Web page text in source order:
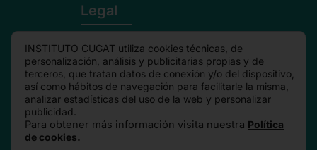
Legal
Politica de privacidad
Aviso Legal
Política de cookies
INSTITUTO CUGAT utiliza cookies técnicas, de
personalización, análisis y publicitarias propias y de
terceros, que tratan datos de conexión y/o del dispositivo,
así como hábitos de navegación para facilitarle la misma,
analizar estadísticas del uso de la web y personalizar
publicidad.
Para obtener más información visita nuestra Política
de cookies.